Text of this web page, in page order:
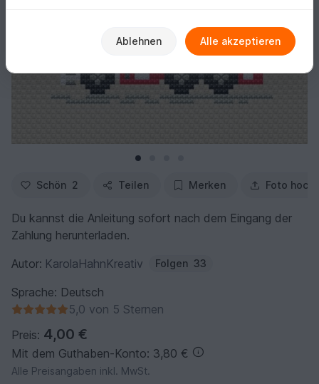
Schön 2 Teilen Merken Foto
Du kannst die Anleitung sofort nach dem Eingang der
Zahlung herunterladen.
Autor: KarolaHahnKreativ Folgen 33
Sprache: Deutsch
5,0 von 5 Sternen
Preis: 4,00 €
Mit dem Guthaben-Konto: 3,80 €
Alle Preisangaben inkl. MwSt.
Ablehnen Alle akzeptieren